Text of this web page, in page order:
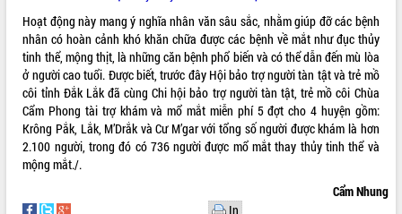
VIDEO
Loading the player...
Khám bệnh, cấp phát thuốc miễn phí
và tặng quà người dân xã Cư Pui
Hội nghị UBND tỉnh Đắk Lắk thường kỳ
Hoạt động này mang ý nghĩa nhân văn sâu sắc, nhằm giúp đỡ các bệnh
nhân có hoàn cảnh khó khăn chữa được các bệnh về mắt như đục thủy
tinh thể, mộng thịt, là những căn bệnh phổ biến và có thể dẫn đến mù lòa
ở người cao tuổi. Được biết, trước đây Hội bảo trợ người tàn tật và trẻ mồ
côi tỉnh Đắk Lắk đã cùng Chi hội bảo trợ người tàn tật, trẻ mồ côi Chùa
Cẩm Phong tài trợ khám và mổ mắt miễn phí 5 đợt cho 4 huyện gồm:
Krông Pắk, Lắk, M’Drắk và Cư M’gar với tổng số người được khám là hơn
2.100 người, trong đó có 736 người được mổ mắt thay thủy tinh thể và
mộng mắt./.
Cẩm Nhung
In